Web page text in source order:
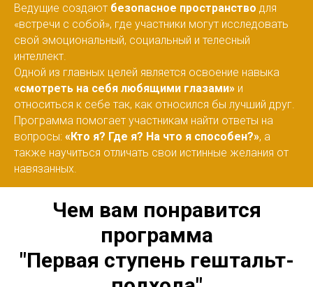
Ведущие создают безопасное пространство для
«встречи с собой», где участники могут исследовать
свой эмоциональный, социальный и телесный
интеллект.
Одной из главных целей является освоение навыка
«смотреть на себя любящими глазами» и
относиться к себе так, как относился бы лучший друг.
Программа помогает участникам найти ответы на
вопросы: «Кто я? Где я? На что я способен?», а
также научиться отличать свои истинные желания от
навязанных.
Чем вам понравится
программа
"Первая ступень гештальт-